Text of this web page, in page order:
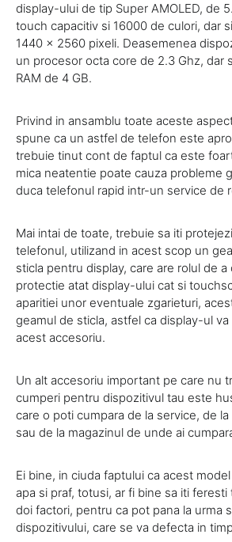
display-ului de tip Super AMOLED, de
touch capacitiv si 16000 de culori, dar
1440 x 2560 pixeli. Deasemenea
un procesor octa core de 2.3 Ghz, dar
RAM de 4 GB.
Privind in ansamblu toate aceste
spune ca un astfel de telefon este
trebuie tinut cont de faptul ca este
mica neatentie poate cauza probleme
duca telefonul rapid intr-un service de
Mai intai de toate, trebuie sa iti
telefonul, utilizand in acest scop un
sticla pentru display, care are rolul de a
protectie atat display-ului cat si
aparitiei unor eventuale zgarieturi,
geamul de sticla, astfel ca display-ul
acest accesoriu.
Un alt accesoriu important pe care nu
cumperi pentru dispozitivul tau este
care o poti cumpara de la service, de
sau de la magazinul de unde ai
Ei bine, in ciuda faptului ca acest
apa si praf, totusi, ar fi bine sa iti
doi factori, pentru ca pot pana la urma
dispozitivului, care se va defecta in